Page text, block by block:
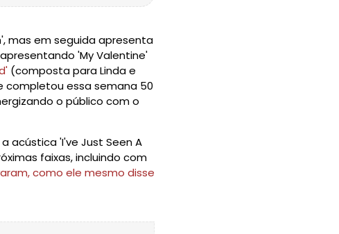
mas em seguida apresenta
'My Valentine'
(composta para Linda e
completou essa semana 50
o público com o
acústica 'I've Just Seen A
faixas, incluindo com
como ele mesmo disse